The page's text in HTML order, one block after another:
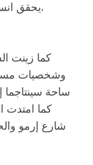
يحقق انسجاما بين جمال الزينة ومراعاة البيئة.
كما زينت
وشخصيات
ساحة
كما امتدت
شارع إرمو